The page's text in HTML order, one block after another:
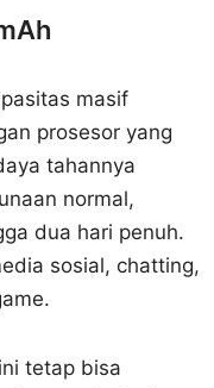
masif
prosesor yang
tahannya
normal,
dua hari penuh.
sosial, chatting,
tetap bisa